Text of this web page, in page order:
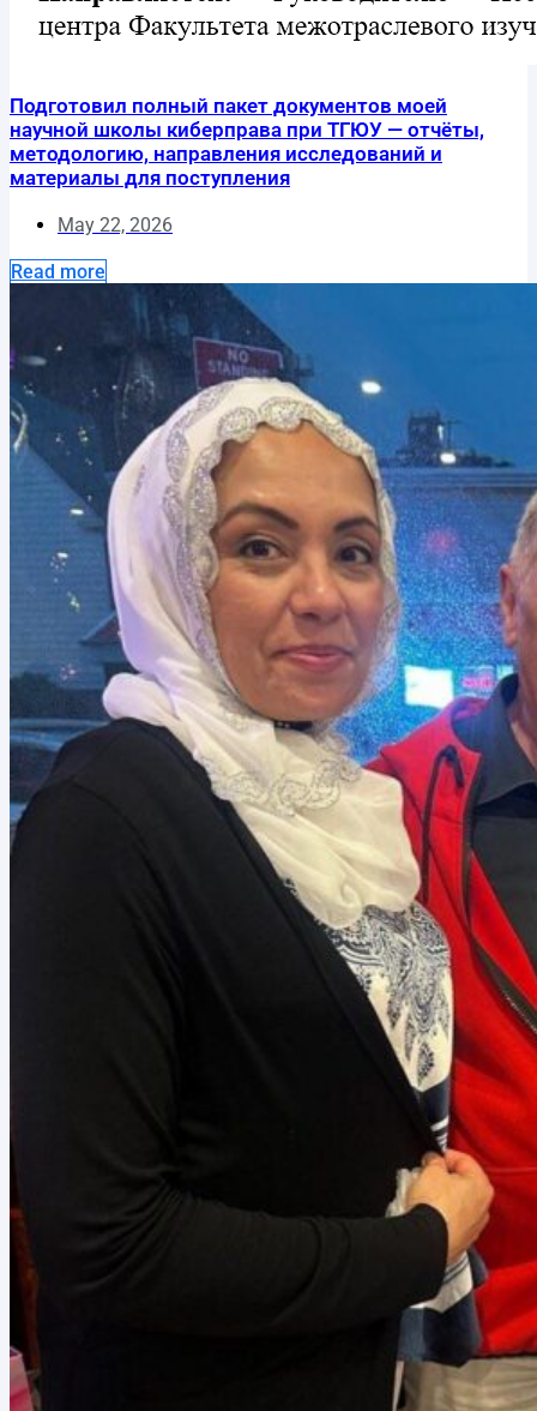
Подготовил полный пакет документов моей
научной школы киберправа при ТГЮУ — отчёты,
методологию, направления исследований и
материалы для поступления
May 22, 2026
Read more